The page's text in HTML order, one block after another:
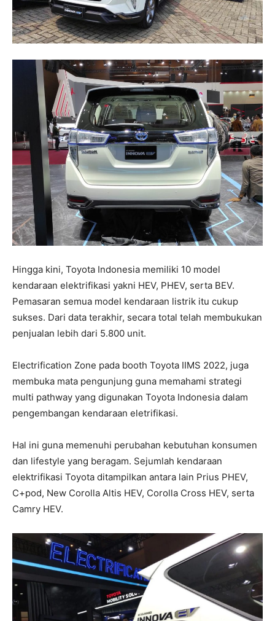
Hingga kini, Toyota Indonesia memiliki 10 model
kendaraan elektrifikasi yakni HEV, PHEV, serta BEV.
Pemasaran semua model kendaraan listrik itu cukup
sukses. Dari data terakhir, secara total telah membukukan
penjualan lebih dari 5.800 unit.
Electrification Zone pada booth Toyota IIMS 2022, juga
membuka mata pengunjung guna memahami strategi
multi pathway yang digunakan Toyota Indonesia dalam
pengembangan kendaraan eletrifikasi.
Hal ini guna memenuhi perubahan kebutuhan konsumen
dan lifestyle yang beragam. Sejumlah kendaraan
elektrifikasi Toyota ditampilkan antara lain Prius PHEV,
C+pod, New Corolla Altis HEV, Corolla Cross HEV, serta
Camry HEV.